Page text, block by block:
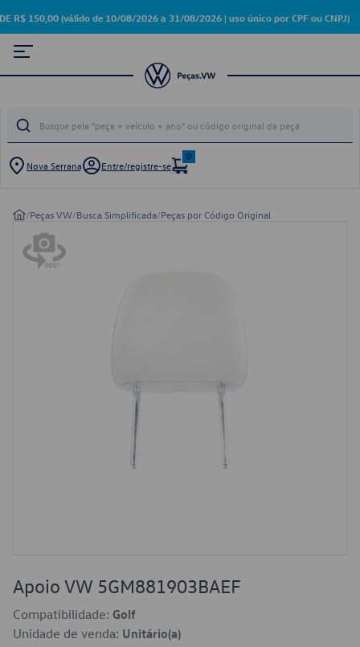
R$ 150,00 (válido de 10/08/2026 a 31/08/2026 | uso único por CPF ou CNPJ)
Nova Serrana Entre/registre-se
0
/Peças VW/Busca Simplificada/Peças por Código Original
Apoio VW 5GM881903BAEF
Compatibilidade: Golf
Unidade de venda: Unitário(a)